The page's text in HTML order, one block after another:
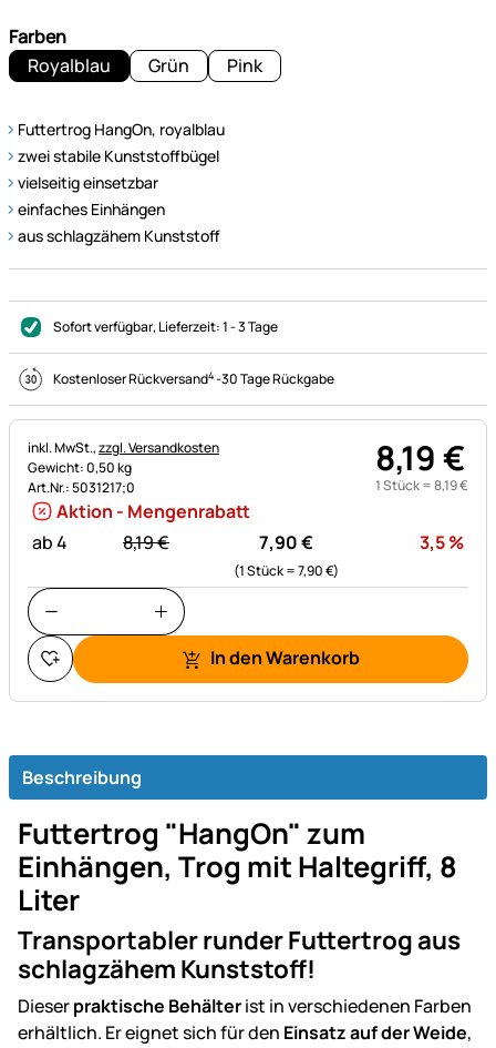
Farben
Royalblau
Grün Pink
Futtertrog HangOn, royalblau
zwei stabile Kunststoffbügel
vielseitig einsetzbar
einfaches Einhängen
aus schlagzähem Kunststoff
Sofort verfügbar, Lieferzeit:1 - 3 Tage
Kostenloser Rückversand4-30 Tage Rückgabe
Steuerhinweis:
inkl. MwSt.,zzgl. Versandkosten
Gewicht: 0,50 kg
Art.Nr.: 5031217;0
8,19€
1 Stück =8,19€
Aktion - Mengenrabatt
ab 4
statt:
8,19€ 7,90€
(1 Stück =7,90€)
3,5%
In den Warenkorb
Beschreibung
Futtertrog "HangOn" zum
Einhängen, Trog mit Haltegriff, 8
Liter
Transportabler runder Futtertrog aus
schlagzähem Kunststoff!
Dieserpraktische Behälterist in verschiedenen Farben
erhältlich. Er eignet sich für den Einsatz auf der Weide,